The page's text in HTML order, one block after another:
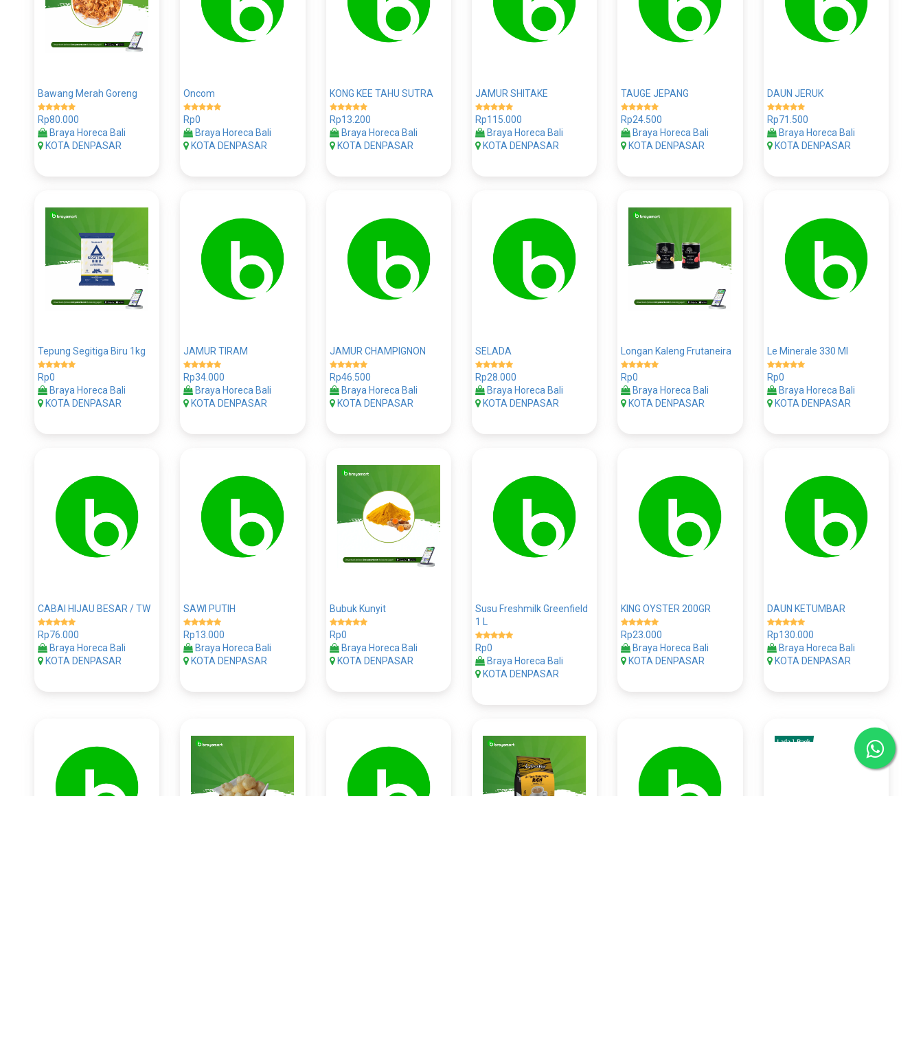
Bawang Merah Goreng
Rp80.000
Braya Horeca Bali
KOTA DENPASAR
Oncom
Rp0
Braya Horeca Bali
KOTA DENPASAR
KONG KEE TAHU SUTRA
Rp13.200
Braya Horeca Bali
KOTA DENPASAR
JAMUR SHITAKE
Rp115.000
Braya Horeca Bali
KOTA DENPASAR
TAUGE JEPANG
Rp24.500
Braya Horeca Bali
KOTA DENPASAR
DAUN JERUK
Rp71.500
Braya Horeca Bali
KOTA DENPASAR
Tepung Segitiga Biru 1kg
Rp0
Braya Horeca Bali
KOTA DENPASAR
JAMUR TIRAM
Rp34.000
Braya Horeca Bali
KOTA DENPASAR
JAMUR CHAMPIGNON
Rp46.500
Braya Horeca Bali
KOTA DENPASAR
SELADA
Rp28.000
Braya Horeca Bali
KOTA DENPASAR
Longan Kaleng Frutaneira
Rp0
Braya Horeca Bali
KOTA DENPASAR
Le Minerale 330 Ml
Rp0
Braya Horeca Bali
KOTA DENPASAR
CABAI HIJAU BESAR / TW
Rp76.000
Braya Horeca Bali
KOTA DENPASAR
SAWI PUTIH
Rp13.000
Braya Horeca Bali
KOTA DENPASAR
Bubuk Kunyit
Rp0
Braya Horeca Bali
KOTA DENPASAR
Susu Freshmilk Greenfield
1 L
Rp0
Braya Horeca Bali
KOTA DENPASAR
KING OYSTER 200GR
Rp23.000
Braya Horeca Bali
KOTA DENPASAR
DAUN KETUMBAR
Rp130.000
Braya Horeca Bali
KOTA DENPASAR